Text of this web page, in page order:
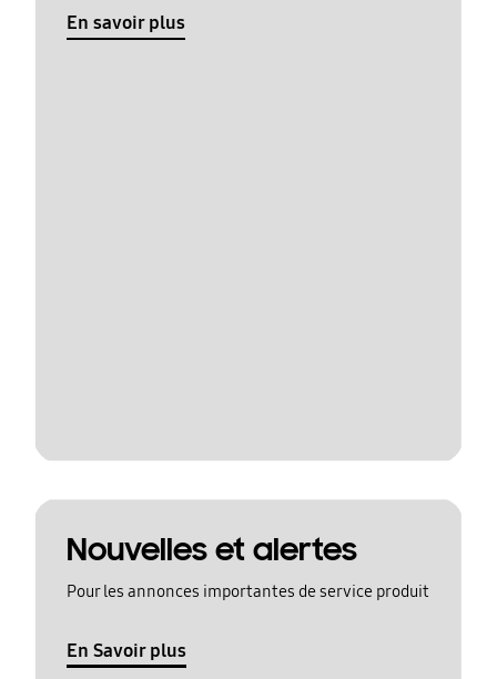
En savoir plus
Nouvelles et alertes
Pour les annonces importantes de service produit
En Savoir plus